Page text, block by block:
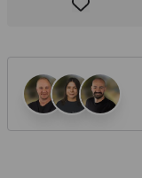
Produkt